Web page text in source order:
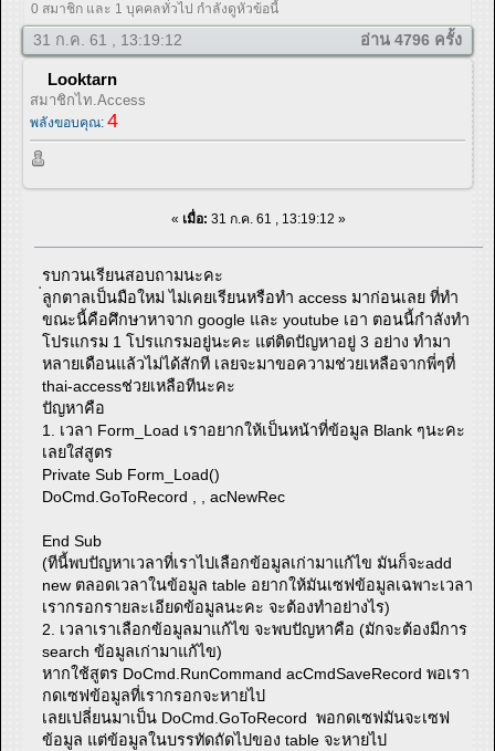
0 สมาชิก และ 1 บุคคลทั่วไป กำลังดูหัวข้อนี้
31 ก.ค. 61 , 13:19:12 อ่าน 4796 ครั้ง
Looktarn
สมาชิกไท.Access
พลังขอบคุณ: 4
« เมื่อ: 31 ก.ค. 61 , 13:19:12 »
รบกวนเรียนสอบถามนะคะ
่ลูกตาลเป็นมือใหม่ ไม่เคยเรียนหรือทำ access มาก่อนเลย ที่ทำ
ขณะนี้คือศึกษาหาจาก google และ youtube เอา ตอนนี้กำลังทำ
โปรแกรม 1 โปรแกรมอยู่นะคะ แต่ติดปัญหาอยู่ 3 อย่าง ทำมา
หลายเดือนแล้วไม่ได้สักที เลยจะมาขอความช่วยเหลือจากพี่ๆที่
thai-accessช่วยเหลือทีนะคะ
ปัญหาคือ
1. เวลา Form_Load เราอยากให้เป็นหน้าที่ข้อมูล Blank ๆนะคะ
เลยใส่สูตร
Private Sub Form_Load()
DoCmd.GoToRecord , , acNewRec
End Sub
(ทีนี้พบปัญหาเวลาที่เราไปเลือกข้อมูลเก่ามาแก้ไข มันก็จะadd
new ตลอดเวลาในข้อมูล table อยากให้มันเซฟข้อมูลเฉพาะเวลา
เรากรอกรายละเอียดข้อมูลนะคะ จะต้องทำอย่างไร)
2. เวลาเราเลือกข้อมูลมาแก้ไข จะพบปัญหาคือ (มักจะต้องมีการ
search ข้อมูลเก่ามาแก้ไข)
หากใช้สูตร DoCmd.RunCommand acCmdSaveRecord พอเรา
กดเซฟข้อมูลที่เรากรอกจะหายไป
เลยเปลี่ยนมาเป็น DoCmd.GoToRecord พอกดเซฟมันจะเซฟ
ข้อมูล แต่ข้อมูลในบรรทัดถัดไปของ table จะหายไป